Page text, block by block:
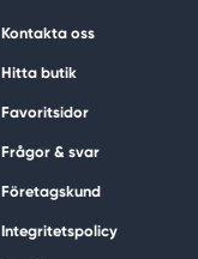
Kontakta oss
Hitta butik
Favoritsidor
Frågor & svar
Företagskund
Integritetspolicy